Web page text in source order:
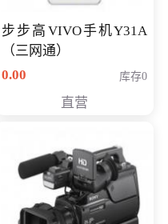
步步高VIVO手机Y31A
（三网通）
0.00
库存0
直营